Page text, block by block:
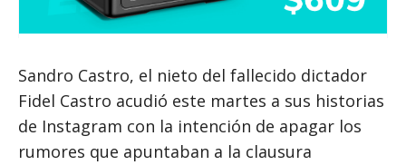
Sandro Castro, el nieto del fallecido dictador
Fidel Castro acudió este martes a sus historias
de Instagram con la intención de apagar los
rumores que apuntaban a la clausura